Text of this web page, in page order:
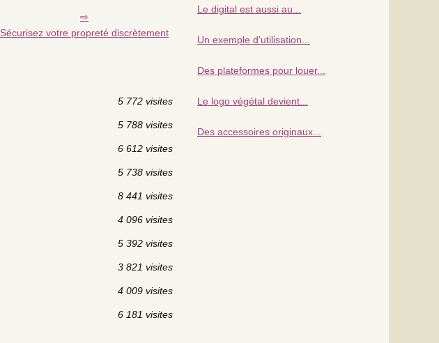
Sécurisez votre propreté discrètement
5 772 visites
5 788 visites
6 612 visites
5 738 visites
8 441 visites
4 096 visites
5 392 visites
3 821 visites
4 009 visites
6 181 visites
Le digital est aussi au...
Un exemple d'utilisation...
Des plateformes pour louer...
Le logo végétal devient...
Des accessoires originaux...